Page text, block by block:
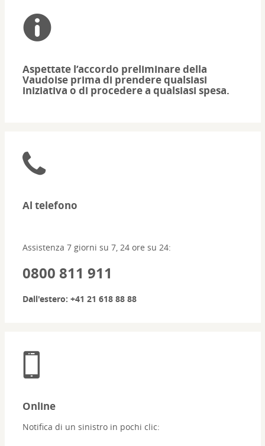
Aspettate l’accordo preliminare della
Vaudoise prima di prendere qualsiasi
iniziativa o di procedere a qualsiasi spesa.
Al telefono
Assistenza 7 giorni su 7, 24 ore su 24:
0800 811 911
Dall'estero: +41 21 618 88 88
Online
Notifica di un sinistro in pochi clic: